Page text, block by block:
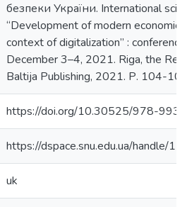
безпеки України. International
“Development of modern economic
context of digitalization” :
December 3–4, 2021. Riga, the
Baltija Publishing, 2021. Р. 104-
https://doi.org/10.30525/978-
https://dspace.snu.edu.ua/handle/
uk